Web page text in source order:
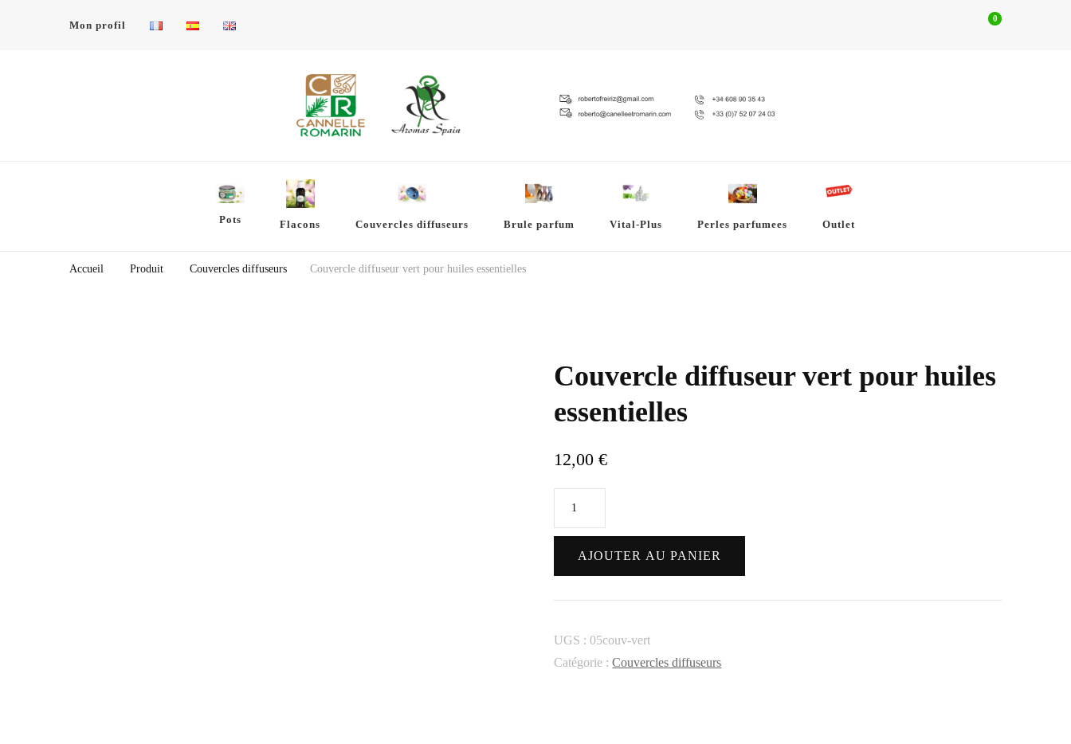
Mon profil
0
Pots Flacons Couvercles diffuseurs Brule parfum Vital-Plus Perles parfumees Outlet
Accueil Produit Couvercles diffuseurs Couvercle diffuseur vert pour huiles essentielles
Couvercle diffuseur vert pour huiles
essentielles
12,00€
quantité
de
Couvercle
diffuseur
vert
huiles
essentielles
AJOUTER AU PANIER
UGS :05couv-vert
Catégorie :Couvercles diffuseurs